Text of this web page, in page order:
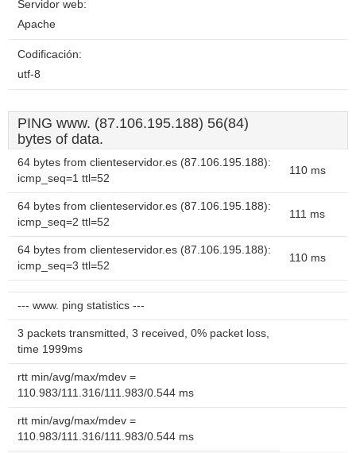
Servidor web:
Apache
Codificación:
utf-8
PING www. (87.106.195.188) 56(84)
bytes of data.
64 bytes from clienteservidor.es (87.106.195.188):
icmp_seq=1 ttl=52
110 ms
64 bytes from clienteservidor.es (87.106.195.188):
icmp_seq=2 ttl=52
111 ms
64 bytes from clienteservidor.es (87.106.195.188):
icmp_seq=3 ttl=52
110 ms
--- www. ping statistics ---
3 packets transmitted, 3 received, 0% packet loss,
time 1999ms
rtt min/avg/max/mdev =
110.983/111.316/111.983/0.544 ms
rtt min/avg/max/mdev =
110.983/111.316/111.983/0.544 ms